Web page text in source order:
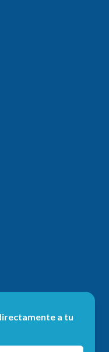
a tu